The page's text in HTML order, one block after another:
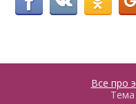
Все про